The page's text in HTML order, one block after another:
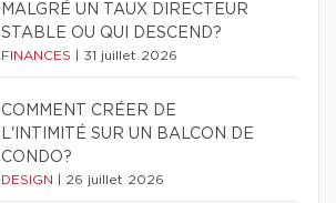
MALGRÉ UN TAUX DIRECTEUR
STABLE OU QUI DESCEND?
FINANCES 31 juillet 2026
COMMENT CRÉER DE
L'INTIMITÉ SUR UN BALCON DE
CONDO?
DESIGN 26 juillet 2026